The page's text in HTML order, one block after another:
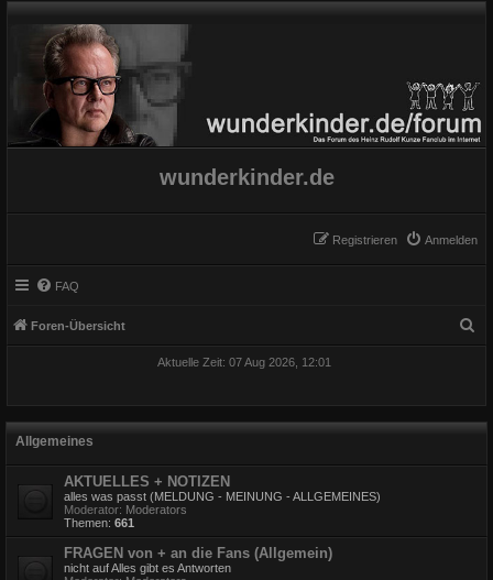
wunderkinder.de
Anmelden
Registrieren
FAQ
Foren-Übersicht
Aktuelle Zeit: 07 Aug 2026, 12:01
Allgemeines
AKTUELLES + NOTIZEN
alles was passt (MELDUNG - MEINUNG - ALLGEMEINES)
Moderator: Moderators
Themen: 661
FRAGEN von + an die Fans (Allgemein)
nicht auf Alles gibt es Antworten